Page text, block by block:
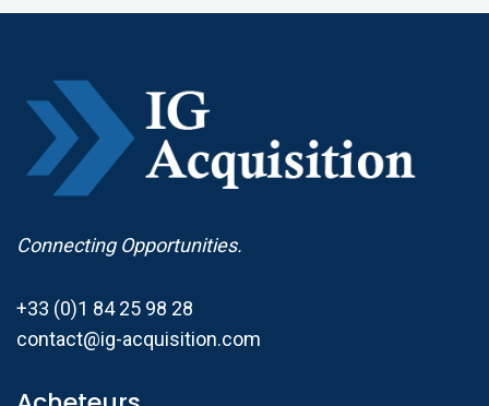
Connecting Opportunities.
+33 (0)1 84 25 98 28
contact@ig-acquisition.com